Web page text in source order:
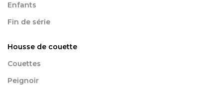
Enfants
Fin de série
Housse de couette
Couettes
Peignoir